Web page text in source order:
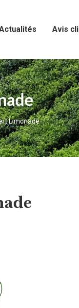
Avis
Limonade